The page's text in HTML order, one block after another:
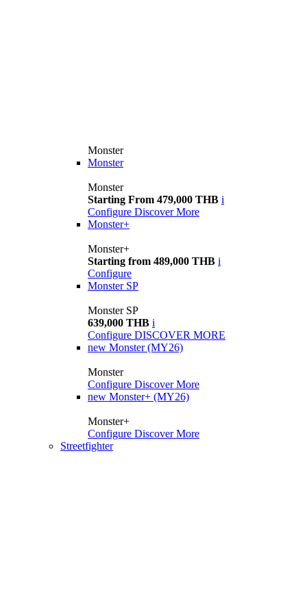
Monster
Monster
Monster
Starting From 479,000 THB i
Configure Discover More
Monster+
Monster+
Starting from 489,000 THB i
Configure
Monster SP
Monster SP
639,000 THB i
Configure DISCOVER MORE
new Monster (MY26)
Monster
Configure Discover More
new Monster+ (MY26)
Monster+
Configure Discover More
Streetfighter